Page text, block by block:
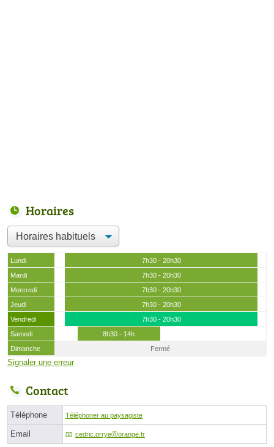
Horaires
Lundi
7h30 - 20h30
Mardi
7h30 - 20h30
Mercredi
7h30 - 20h30
Jeudi
7h30 - 20h30
Vendredi
7h30 - 20h30
Samedi
8h30 - 14h
Dimanche
Fermé
Signaler une erreur
Contact
Téléphone Téléphoner au paysagiste
Email cedric.orryeⓐorange.fr